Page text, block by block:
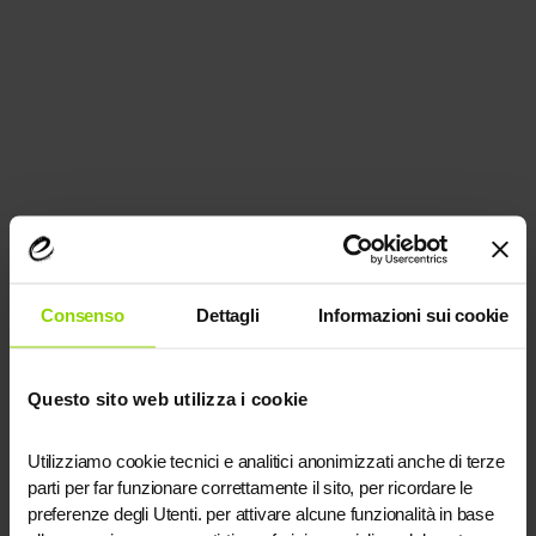
Consenso Dettagli Informazioni sui cookie
Questo sito web utilizza i cookie
Utilizziamo cookie tecnici e analitici anonimizzati anche di terze
parti per far funzionare correttamente il sito, per ricordare le
preferenze degli Utenti. per attivare alcune funzionalità in base
Application error: a client -side exception has occurred while